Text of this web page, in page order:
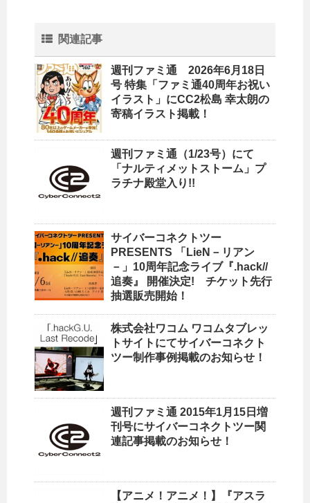
関連記事
週刊ファミ通 2026年6月18日
号 特集「ファミ通40周年お祝い
イラスト」にCC2松島 幸太朗の
寄稿イラスト掲載！
週刊ファミ通（1/23号）にて
「ナルティメットストーム」プ
ラチナ殿堂入り!!
サイバーコネクトツー
PRESENTS 「LieN－リアン
－」10周年記念ライブ『.hack//
追奏』 開催決定! チケット先行
抽選販売開始！
株式会社ワコム ワコムタブレッ
トサイトにてサイバーコネクト
ツー制作事例掲載のお知らせ！
週刊ファミ通 2015年1月15日増
刊号にサイバーコネクトツー関
連記事掲載のお知らせ！
【アニメ！アニメ！】『アスラ